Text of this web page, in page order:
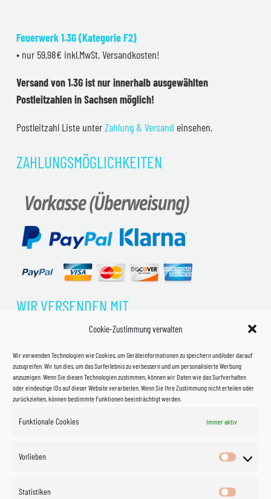
Cookie-Zustimmung verwalten
Wir verwenden Technologien wie Cookies, um Geräteinformationen zu speichern und/oder darauf
zuzugreifen. Wir tun dies, um das Surferlebnis zu verbessern und um personalisierte Werbung
anzuzeigen. Wenn Sie diesen Technologien zustimmen, können wir Daten wie das Surfverhalten
oder eindeutige IDs auf dieser Website verarbeiten. Wenn Sie Ihre Zustimmung nicht erteilen oder
zurückziehen, können bestimmte Funktionen beeinträchtigt werden.
Funktionale Cookies Immer aktiv
Vorlieben
Vorlieben
Statistiken
Feuerwerk 1.3G (Kategorie F2)
• nur 59,98€ inkl.MwSt. Versandkosten!
Versand von 1.3G ist nur innerhalb ausgewählten
Postleitzahlen in Sachsen möglich!
Postleitzahl Liste unterZahlung & Versand einsehen.
ZAHLUNGSMÖGLICHKEITEN
WIR VERSENDEN MIT